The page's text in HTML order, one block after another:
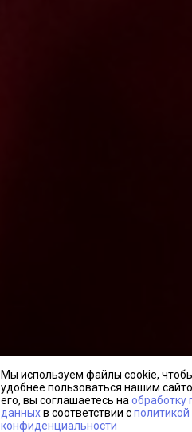
Мы используем файлы cookie,
удобнее пользоваться нашим
его, вы соглашаетесь на обработку
данныхв соответствии сполитикой
конфиденциальности